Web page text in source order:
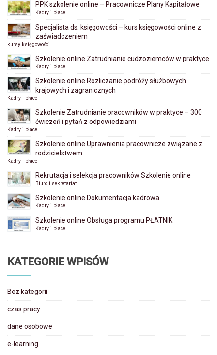
PPK szkolenie online – Pracownicze Plany Kapitałowe
Kadry i płace
Specjalista ds. księgowości – kurs księgowości online z
zaświadczeniem
kursy księgowości
Szkolenie online Zatrudnianie cudzoziemców w praktyce
Kadry i płace
Szkolenie online Rozliczanie podróży służbowych
krajowych i zagranicznych
Kadry i płace
Szkolenie Zatrudnianie pracowników w praktyce – 300
ćwiczeń i pytań z odpowiedziami
Kadry i płace
Szkolenie online Uprawnienia pracownicze związane z
rodzicielstwem
Kadry i płace
Rekrutacja i selekcja pracowników Szkolenie online
Biuro i sekretariat
Szkolenie online Dokumentacja kadrowa
Kadry i płace
Szkolenie online Obsługa programu PŁATNIK
Kadry i płace
KATEGORIE WPISÓW
Bez kategorii
czas pracy
dane osobowe
e-learning